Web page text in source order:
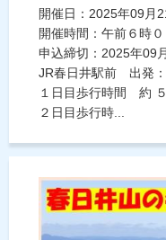
開催日：2025年09月
開催時間：午前６時
申込締切：2025年09
JR春日井駅前 出発
１日目歩行時間 約
２日目歩行時...